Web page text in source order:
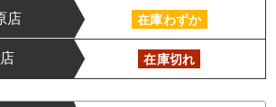
店 在庫わずか
在庫切れ